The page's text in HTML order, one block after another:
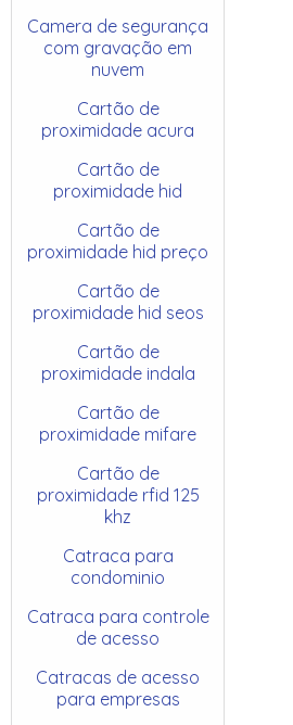
Camera de segurança
com gravação em
nuvem
Cartão de
proximidade acura
Cartão de
proximidade hid
Cartão de
proximidade hid preço
Cartão de
proximidade hid seos
Cartão de
proximidade indala
Cartão de
proximidade mifare
Cartão de
proximidade rfid 125
khz
Catraca para
condominio
Catraca para controle
de acesso
Catracas de acesso
para empresas